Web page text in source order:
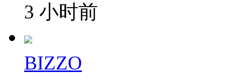
3 小时前
BIZZO